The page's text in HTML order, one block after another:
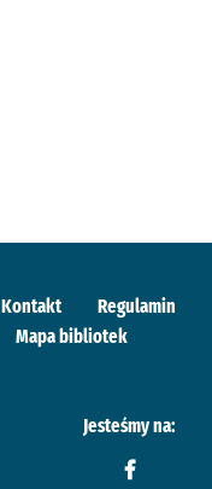
Kontakt
Regulamin
Mapa bibliotek
Jesteśmy na: